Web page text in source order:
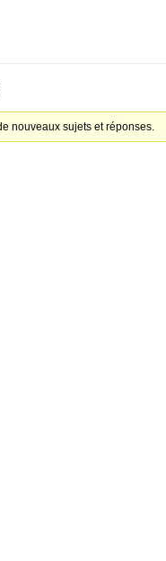
nouveaux sujets et réponses.